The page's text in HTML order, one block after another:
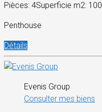
Pièces: 4Superficie m2: 100
Penthouse
Détails
Evenis Group
Consulter mes biens